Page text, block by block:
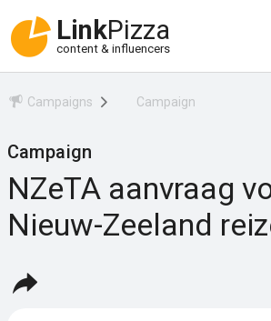
LinkPizza
content & influencers
Campaigns Campaign
Campaign
NZeTA aanvraag
Nieuw-Zeeland